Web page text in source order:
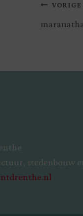
VORIGE
stedenbouw